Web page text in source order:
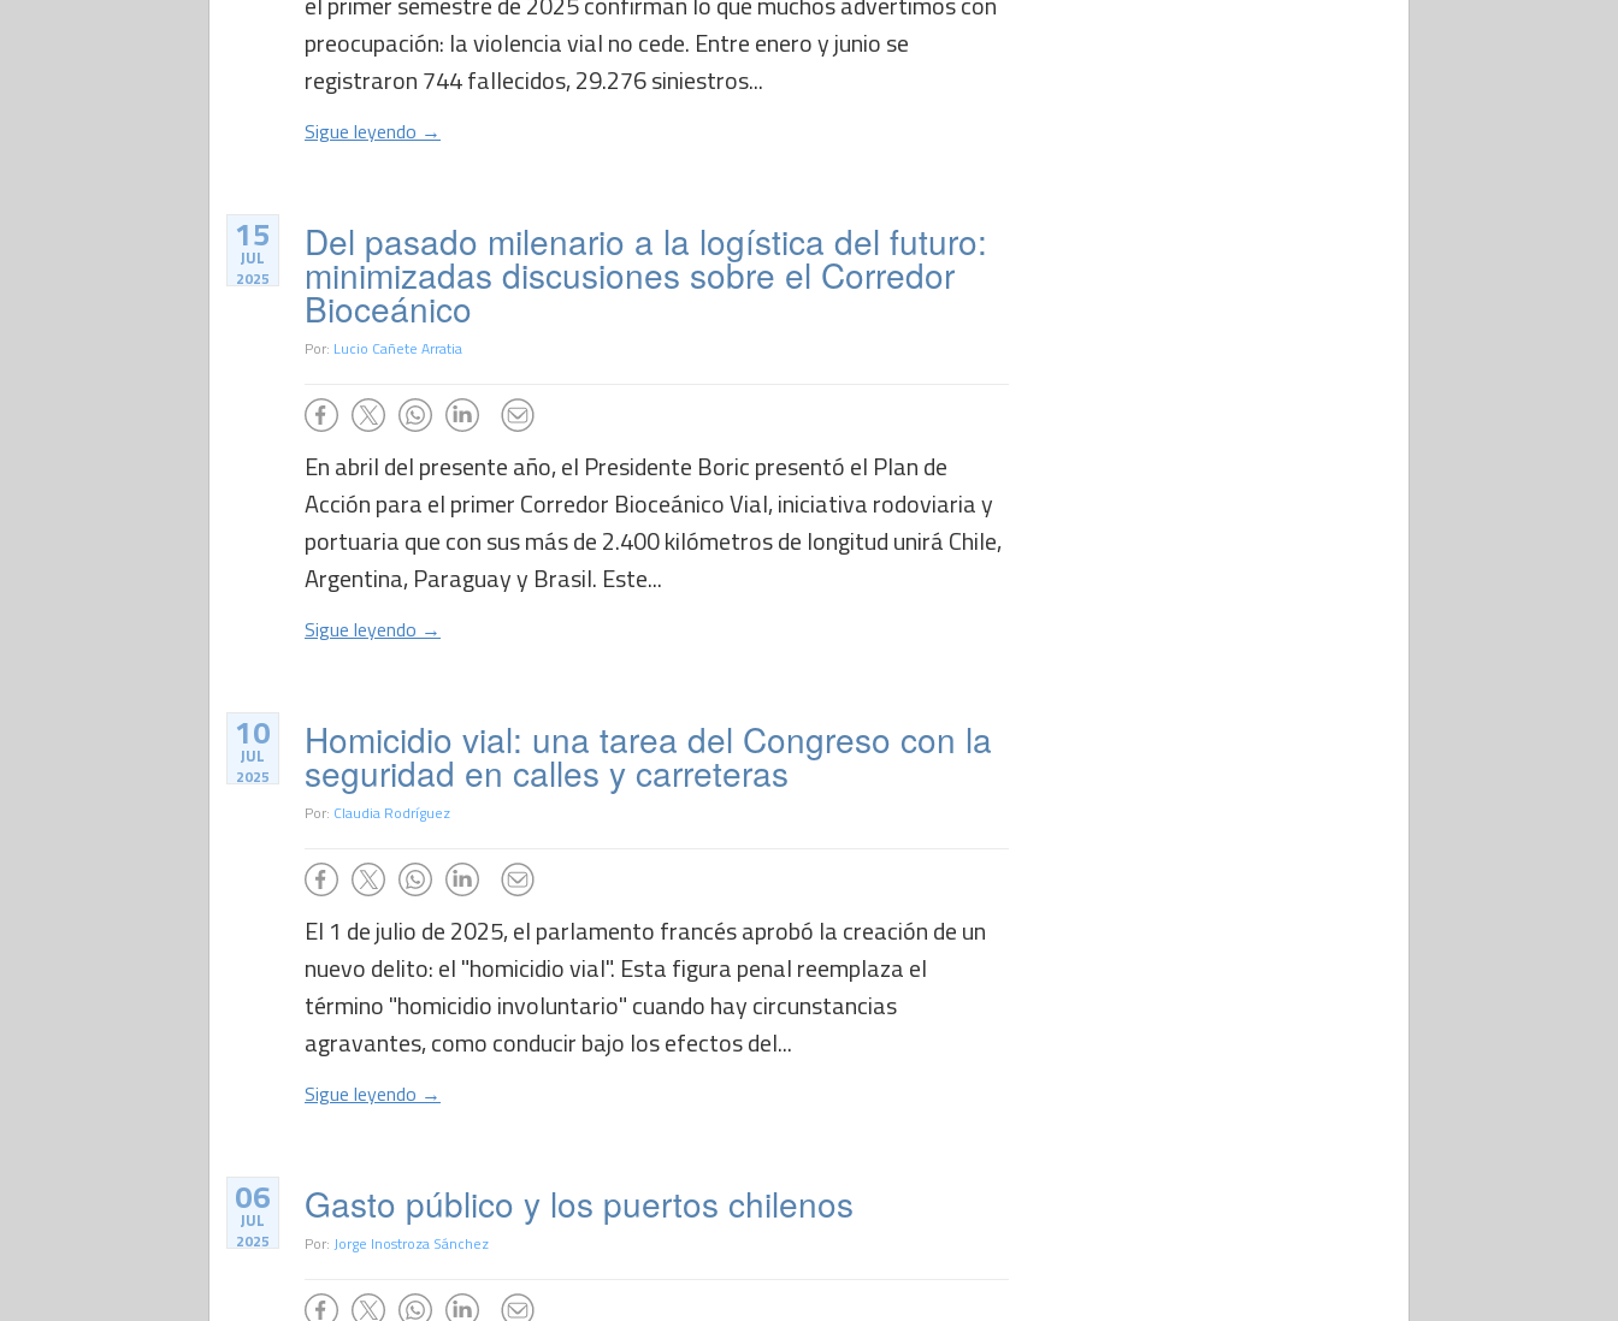
preocupación: la violencia vial no cede. Entre enero y junio se
registraron 744 fallecidos, 29.276 siniestros...
Sigue leyendo →
15
JUL
2025
Del pasado milenario a la logística del futuro:
minimizadas discusiones sobre el Corredor
Bioceánico
Por: Lucio Cañete Arratia
En abril del presente año, el Presidente Boric presentó el Plan de
Acción para el primer Corredor Bioceánico Vial, iniciativa rodoviaria y
portuaria que con sus más de 2.400 kilómetros de longitud unirá Chile,
Argentina, Paraguay y Brasil. Este...
Sigue leyendo →
10
JUL
2025
Homicidio vial: una tarea del Congreso con la
seguridad en calles y carreteras
Por: Claudia Rodríguez
El 1 de julio de 2025, el parlamento francés aprobó la creación de un
nuevo delito: el "homicidio vial". Esta figura penal reemplaza el
término "homicidio involuntario" cuando hay circunstancias
agravantes, como conducir bajo los efectos del...
Sigue leyendo →
06
JUL
2025
Gasto público y los puertos chilenos
Por: Jorge Inostroza Sánchez